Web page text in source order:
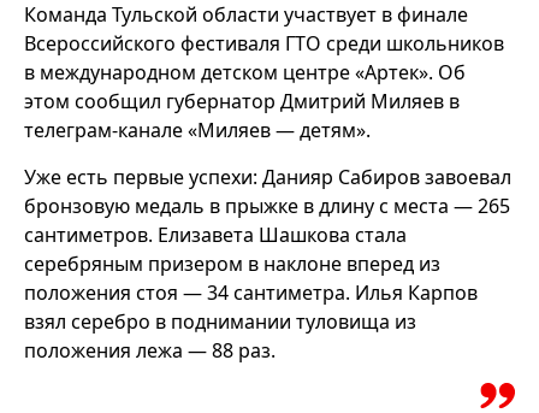
Команда Тульской области участвует в финале
Всероссийского фестиваля ГТО среди школьников
в международном детском центре «Артек». Об
этом сообщил губернатор Дмитрий Миляев в
телеграм-канале «Миляев — детям».
Уже есть первые успехи: Данияр Сабиров завоевал
бронзовую медаль в прыжке в длину с места — 265
сантиметров. Елизавета Шашкова стала
серебряным призером в наклоне вперед из
положения стоя — 34 сантиметра. Илья Карпов
взял серебро в поднимании туловища из
положения лежа — 88 раз.